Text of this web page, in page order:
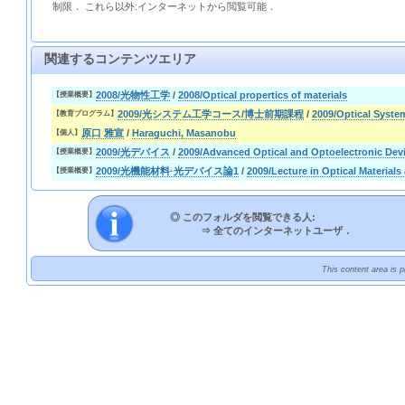
制限． これら以外:インターネットから閲覧可能．
関連するコンテンツエリア
【授業概要】2008/光物性工学 /2008/Optical propertics of materials
【教育プログラム】2009/光システム工学コース/博士前期課程 /2009/Optical
【個人】 原口 雅宣 /Haraguchi, Masanobu
【授業概要】2009/光デバイス /2009/Advanced Optical and Optoelectronic
【授業概要】2009/光機能材料·光デバイス論1 /2009/Lecture in Optical Materials
◎ このフォルダを閲覧できる人:
⇒全てのインターネットユーザ．
This content area is